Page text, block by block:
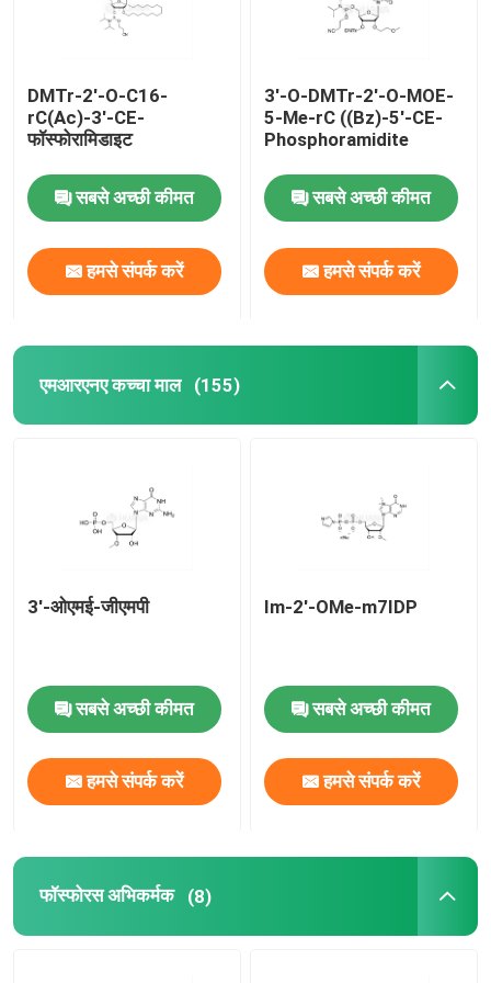
घर
कारखाना भ्रमण
गुणवत्ता नियंत्रण
संपर्क करें
मामलों
DMTr-2'-O-C16-
rC(Ac)-3'-CE-
फॉस्फोरामिडाइट
सबसे अच्छी कीमत
हमसे संपर्क करें
3'-O-DMTr-2'-O-MOE-
5-Me-rC ((Bz)-5'-CE-
Phosphoramidite
सबसे अच्छी कीमत
हमसे संपर्क करें
एमआरएनए कच्चा माल (155)
3'-ओएमई-जीएमपी
सबसे अच्छी कीमत
हमसे संपर्क करें
Im-2'-OMe-m7IDP
सबसे अच्छी कीमत
हमसे संपर्क करें
फॉस्फोरस अभिकर्मक (8)